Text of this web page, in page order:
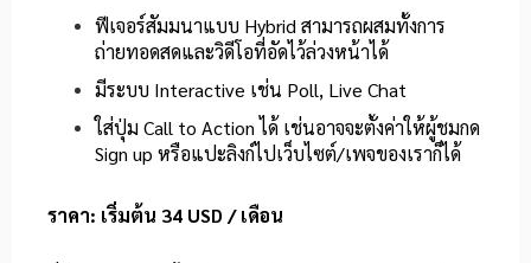
ฟีเจอร์สัมมนาแบบ Hybrid สามารถผสมทั้งการ
ถ่ายทอดสดและวิดีโอที่อัดไว้ล่วงหน้าได้
มีระบบ Interactive เช่น Poll, Live Chat
ใส่ปุ่ม Call to Action ได้ เช่นอาจจะตั้งค่าให้ผู้ชมกด
Sign up หรือแปะลิงก์ไปเว็บไซต์/เพจของเราก็ได้
ราคา: เริ่มต้น 34 USD / เดือน